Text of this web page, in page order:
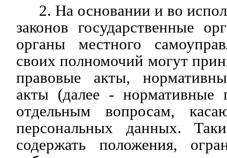
2. На основании и во
законов государственные
органы местного
своих полномочий могут
правовые акты,
акты (далее - нормативные
отдельным вопросам,
персональных данных.
содержать положения,